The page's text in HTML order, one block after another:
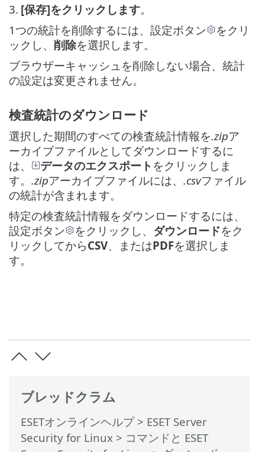
ブレッドクラム
ESETオンラインヘルプ> ESET Server
Security for Linux > コマンドと ESET
3. [保存]をクリックします。
1つの統計を削除するには、設定ボタン
をクリ
ックし、 削除を選択します。
ブラウザーキャッシュを削除しない場合、統計
の設定は変更されません。
検査統計のダウンロード
選択した期間のすべての検査統計情報を.zipア
ーカイブファイルとしてダウンロードするに
は、
データのエクスポート をクリックしま
す。 .zipアーカイブファイルには、 .csvファイル
の統計が含まれます。
特定の検査統計情報をダウンロードするには、
設定ボタン
をクリックし、 ダウンロードをク
リックしてからCSV、またはPDFを選択しま
す。